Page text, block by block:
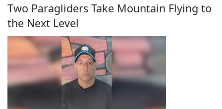
Two Paragliders Take Mountain Flying to
the Next Level